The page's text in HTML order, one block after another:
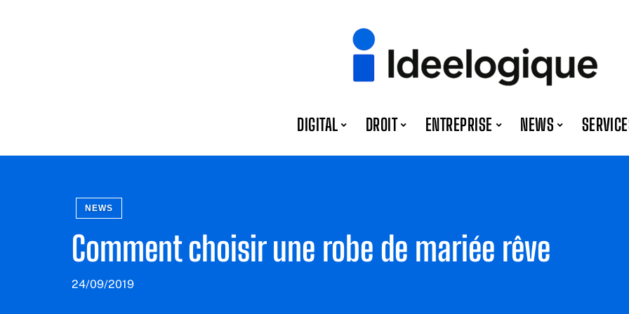
DIGITAL DROIT ENTREPRISE NEWS
NEWS
Comment choisir une robe de mariée rêve
24/09/2019